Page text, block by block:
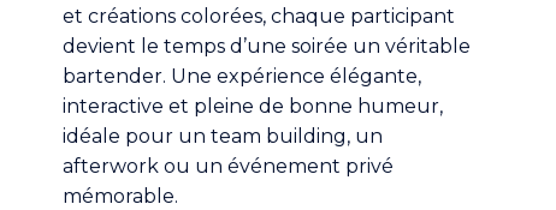
et créations colorées, chaque participant
devient le temps d’une soirée un véritable
bartender. Une expérience élégante,
interactive et pleine de bonne humeur,
idéale pour un team building, un
afterwork ou un événement privé
mémorable.